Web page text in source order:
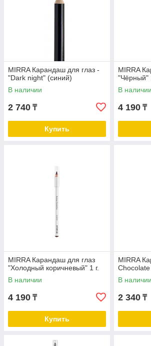
MIRRA Карандаш для глаз -
"Dark night" (синий)
В наличии
2 740 ₸
Купить
MIRRA
"Чёрный"
В наличии
4 190 ₸
MIRRA Карандаш для глаз
"Холодный коричневый" 1 г.
В наличии
4 190 ₸
Купить
MIRRA
В наличии
2 340 ₸